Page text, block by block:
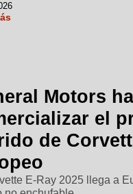
Motors
el
de
E-Ray 2025 llega a